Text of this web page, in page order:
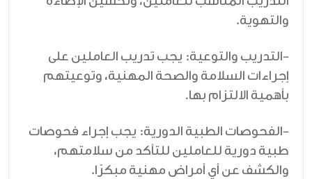
والتهوية.
-التدريب والتوعية: يجب تدريب العاملين على
إجراءات السلامة والصحة المهنية، وتوعيتهم
بأهمية الالتزام بها.
-الفحوصات الطبية الدورية: يجب إجراء فحوصات
طبية دورية للعاملين للتأكد من سلامتهم،
والكشف عن أي أمراض مهنية مبكرًا.